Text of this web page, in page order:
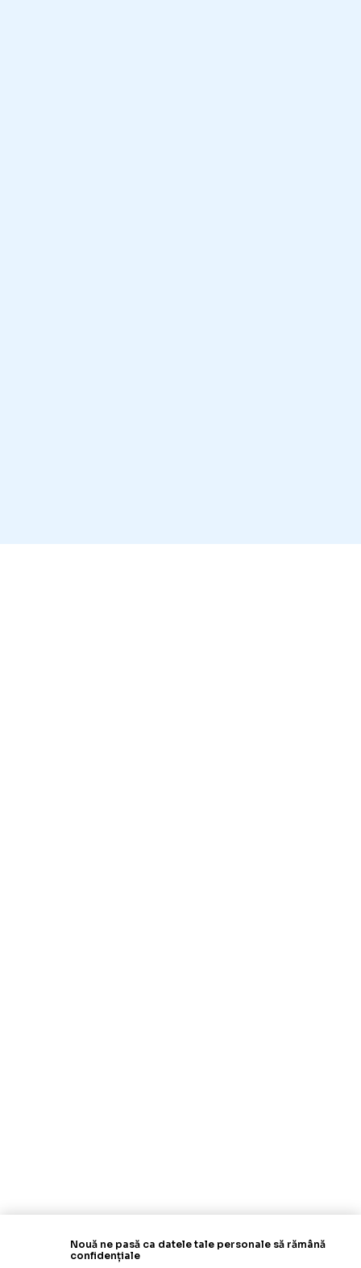
Nouă ne pasă ca datele tale personale să rămână
confidențiale